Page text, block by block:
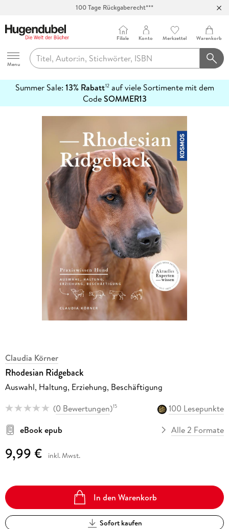
100 Tage Rückgaberecht***
Hugendubel
Menu
Filiale Konto Merkzettel Warenkorb
Summer Sale: 13% Rabatt12auf viele Sortimente mit dem
CodeSOMMER13
erfahren
Claudia Körner
Rhodesian Ridgeback
Auswahl, Haltung, Erziehung, Beschäftigung
(0 Bewertungen)15
100 Lesepunkte
eBook epub
Alle 2 Formate
9,99 € inkl. Mwst.
In den Warenkorb
Sofort kaufen